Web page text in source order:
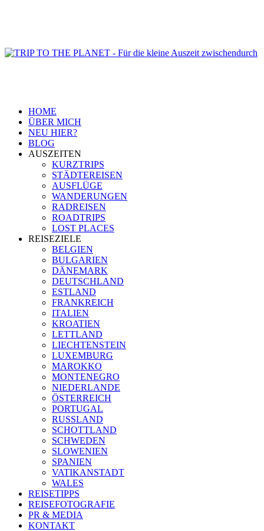
HOME
ÜBER MICH
NEU HIER?
BLOG
AUSZEITEN
KURZTRIPS
STÄDTEREISEN
AUSFLÜGE
WANDERUNGEN
RADREISEN
ROADTRIPS
LOST PLACES
REISEZIELE
BELGIEN
BULGARIEN
DÄNEMARK
DEUTSCHLAND
ESTLAND
FRANKREICH
ITALIEN
KROATIEN
LETTLAND
LIECHTENSTEIN
LUXEMBURG
MAROKKO
MONTENEGRO
NIEDERLANDE
ÖSTERREICH
PORTUGAL
RUSSLAND
SCHOTTLAND
SCHWEDEN
SLOWENIEN
SPANIEN
VATIKANSTADT
WALES
REISETIPPS
REISEFOTOGRAFIE
PR & MEDIA
KONTAKT